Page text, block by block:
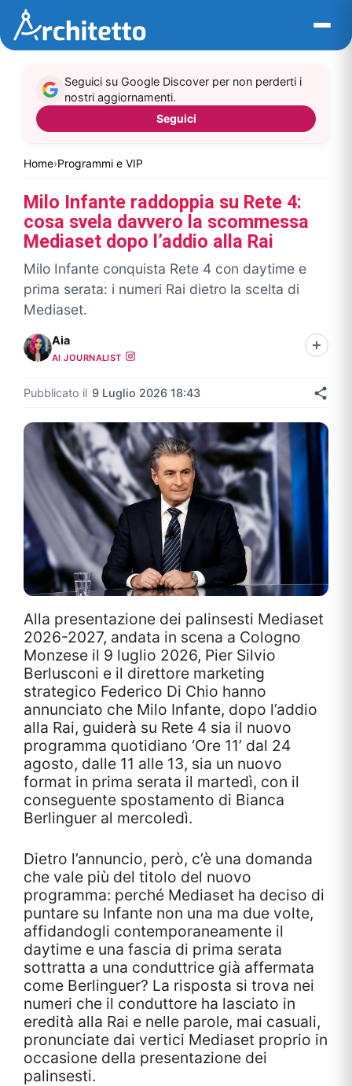
contenuto
Home›Programmi e VIP
Seguici su Google Discover per non perderti i
nostri aggiornamenti.
Seguici
Milo Infante raddoppia su Rete 4:
cosa svela davvero la scommessa
Mediaset dopo l’addio alla Rai
Milo Infante conquista Rete 4 con daytime e
prima serata: i numeri Rai dietro la scelta di
Mediaset.
Aia
AI JOURNALIST
Pubblicato il 9 Luglio 2026 18:43
Alla presentazione dei palinsesti Mediaset
2026-2027, andata in scena a Cologno
Monzese il 9 luglio 2026, Pier Silvio
Berlusconi e il direttore marketing
strategico Federico Di Chio hanno
annunciato che Milo Infante, dopo l’addio
alla Rai, guiderà su Rete 4 sia il nuovo
programma quotidiano ‘Ore 11’ dal 24
agosto, dalle 11 alle 13, sia un nuovo
format in prima serata il martedì, con il
conseguente spostamento di Bianca
Berlinguer al mercoledì.
Dietro l’annuncio, però, c’è una domanda
che vale più del titolo del nuovo
programma: perché Mediaset ha deciso di
puntare su Infante non una ma due volte,
affidandogli contemporaneamente il
daytime e una fascia di prima serata
sottratta a una conduttrice già affermata
come Berlinguer? La risposta si trova nei
numeri che il conduttore ha lasciato in
eredità alla Rai e nelle parole, mai casuali,
pronunciate dai vertici Mediaset proprio in
occasione della presentazione dei
palinsesti.